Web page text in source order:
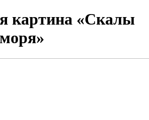
картина «Скалы